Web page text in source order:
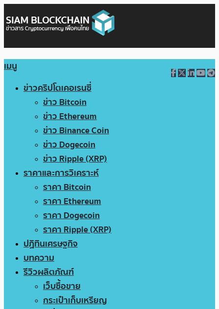
เมนู
ข่าวคริปโตเคอเรนซี่
ข่าว Bitcoin
ข่าว Ethereum
ข่าว Binance Coin
ข่าว Dogecoin
ข่าว Ripple (XRP)
ราคาและการวิเคราะห์
ราคา Bitcoin
ราคา Ethereum
ราคา Dogecoin
ราคา Ripple (XRP)
ปฏิทินเศรษฐกิจ
บทความ
รีวิวผลิตภัณฑ์
เว็บซื้อขาย
กระเป๋าเก็บเหรียญ